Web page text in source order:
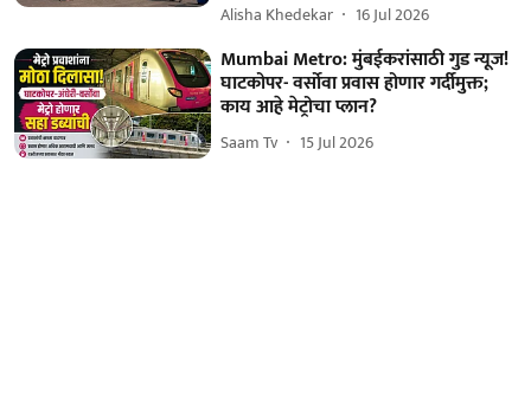
Alisha Khedekar 16 Jul 2026
Mumbai Metro: मुंबईकरांसाठी गुड न्यूज!
घाटकोपर- वर्सोवा प्रवास होणार गर्दीमुक्त;
काय आहे मेट्रोचा प्लान?
Saam Tv 15 Jul 2026